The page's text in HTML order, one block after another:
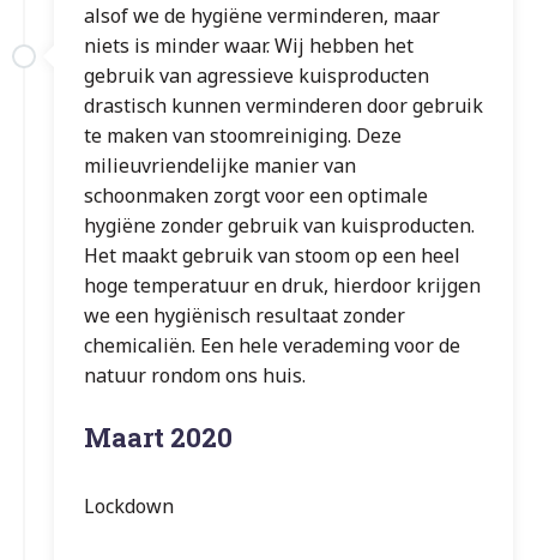
alsof we de hygiëne verminderen, maar
niets is minder waar. Wij hebben het
gebruik van agressieve kuisproducten
drastisch kunnen verminderen door gebruik
te maken van stoomreiniging. Deze
milieuvriendelijke manier van
schoonmaken zorgt voor een optimale
hygiëne zonder gebruik van kuisproducten.
Het maakt gebruik van stoom op een heel
hoge temperatuur en druk, hierdoor krijgen
we een hygiënisch resultaat zonder
chemicaliën. Een hele verademing voor de
natuur rondom ons huis.
Maart 2020
Lockdown